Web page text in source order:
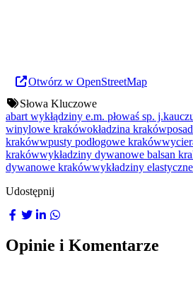
Otwórz w OpenStreetMap
Słowa Kluczowe
abart wykłądziny e.m. płowaś sp. j.
winylowe krakówokładzina kraków
krakówwpusty podłogowe kraków
krakówwykładziny dywanowe balsan
dywanowe krakówwykładziny
Udostępnij
Opinie i Komentarze